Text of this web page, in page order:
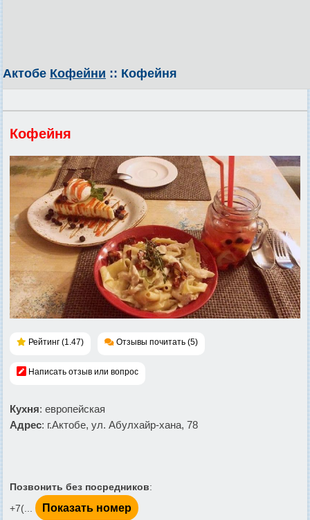
Актобе Кофейни :: Кофейня
Кофейня
Рейтинг (1.47) Отзывы почитать (5)
Написать отзыв или вопрос
Кухня: европейская
Адрес: г.Актобе, ул. Абулхайр-хана, 78
Позвонить без посредников:
+7(...
Показать номер